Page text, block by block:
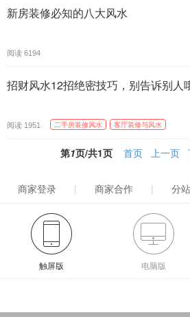
新房装修必知的八大风水
阅读 6194
招财风水12招绝密技巧，别告诉别人
阅读 1951 二手房装修风水 客厅装修与风水
第1页/共1页 首页 上一页
商家登录 | 商家合作 | 分
触屏版 电脑版